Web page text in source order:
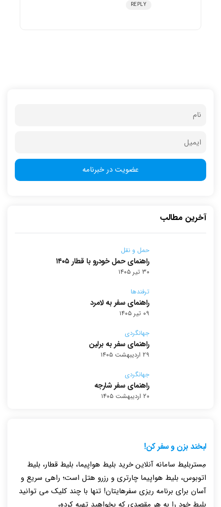
REPLY
آخرین مطالب
حمل و نقل
راهنمای حمل خودرو با قطار ۱۴۰۵
۳۰ تیر ۱۴۰۵
ترفندها
راهنمای سفر به لامرد
۰۹ تیر ۱۴۰۵
جهانگردی
راهنمای سفر به برلین
۲۹ اردیبهشت ۱۴۰۵
جهانگردی
راهنمای سفر شارجه
۲۰ اردیبهشت ۱۴۰۵
لبخند بزن و سفر کن!
مِستربلیط سامانه آنلاین خرید بلیط هواپیما، بلیط قطار، بلیط
اتوبوس، بلیط هواپیما چارتری و رزرو هتل است؛ راهی سریع و
آسان برای برنامه ریزی سفرهایتان! تنها با چند کلیک می توانید